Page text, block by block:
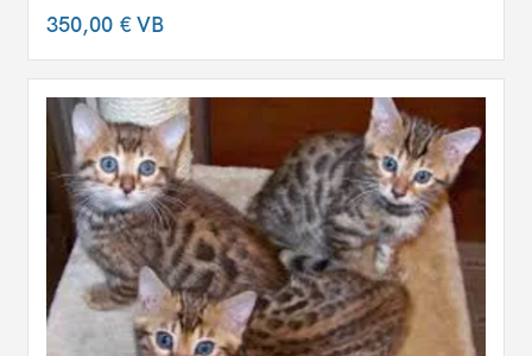
350,00 €VB